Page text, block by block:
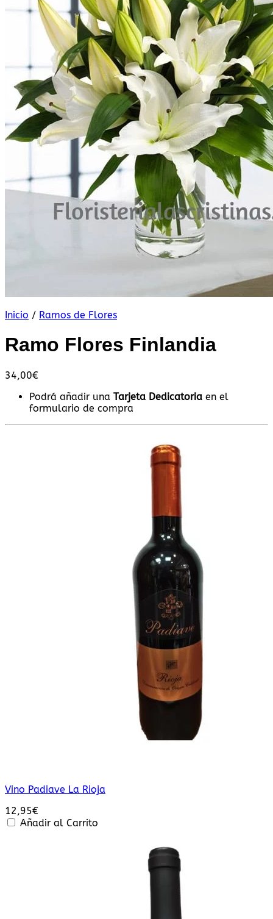
Inicio / Ramos de Flores
Ramo Flores Finlandia
34,00€
Podrá añadir una Tarjeta Dedicatoria en el
formulario de compra
Vino Padiave La Rioja
12,95€
Añadir al Carrito